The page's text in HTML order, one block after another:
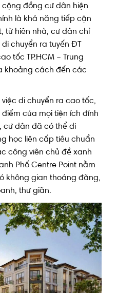
đồng cư dân hiện
là khả năng tiếp cận
từ hiên nhà, cư dân chỉ
chuyển ra tuyến ĐT
tốc TP.HCM – Trung
khoảng cách đến các
di chuyển ra cao tốc,
của mọi tiện ích đỉnh
cư dân đã có thể di
học liên cấp tiêu chuẩn
công viên chủ đề xanh
Phố Centre Point nằm
không gian thoáng đãng,
thư giãn.